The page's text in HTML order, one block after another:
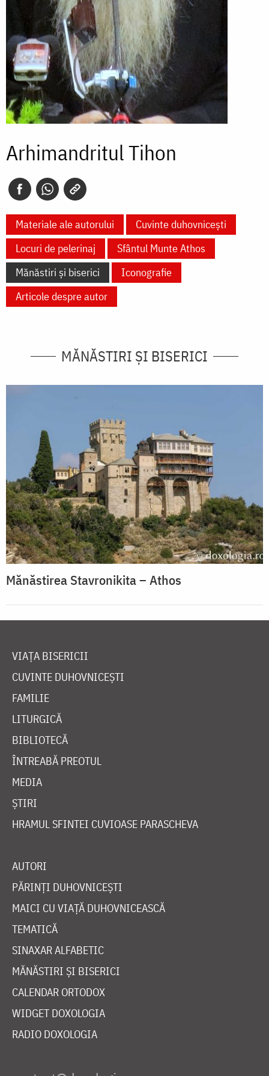
Arhimandritul Tihon
Materiale ale autorului
Cuvinte duhovnicești
Locuri de pelerinaj
Sfântul Munte Athos
Mănăstiri și biserici
Iconografie
Articole despre autor
MĂNĂSTIRI ȘI BISERICI
Mănăstirea Stavronikita – Athos
VIAȚA BISERICII
CUVINTE DUHOVNICEȘTI
FAMILIE
LITURGICĂ
BIBLIOTECĂ
ÎNTREABĂ PREOTUL
MEDIA
ȘTIRI
HRAMUL SFINTEI CUVIOASE PARASCHEVA
AUTORI
PĂRINȚI DUHOVNICEȘTI
MAICI CU VIAȚĂ DUHOVNICEASCĂ
TEMATICĂ
SINAXAR ALFABETIC
MĂNĂSTIRI ȘI BISERICI
CALENDAR ORTODOX
WIDGET DOXOLOGIA
RADIO DOXOLOGIA